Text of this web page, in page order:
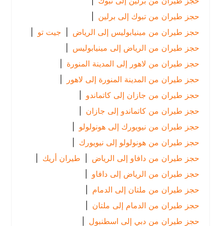
حجز طيران من تبوك إلى برلين |
حجز طيران من مينيابوليس إلى الرياض
| جيت تو |
حجز طيران من الرياض إلى مينيابوليس |
حجز طيران من لاهور إلى المدينة المنورة |
حجز طيران من المدينة المنورة إلى لاهور |
حجز طيران من جازان إلى كاتماندو |
حجز طيران من كاتماندو إلى جازان
|
حجز طيران من نيويورك إلى هونولولو |
حجز طيران من هونولولو إلى نيويورك |
حجز طيران من دافاو إلى الرياض
| طيران أريك
|
حجز طيران من الرياض إلى دافاو
|
حجز طيران من ملتان إلى الدمام
|
حجز طيران من الدمام إلى ملتان |
حجز طيران من دبي إلى اسطنبول |